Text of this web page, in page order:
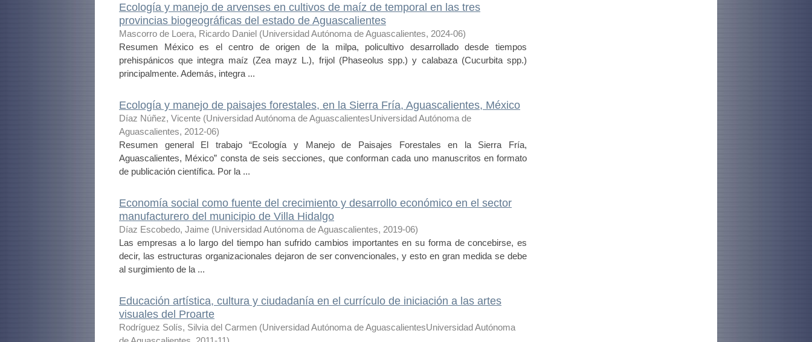
Ecología y manejo de arvenses en cultivos de maíz de temporal en las tres
provincias biogeográficas del estado de Aguascalientes
Mascorro de Loera, Ricardo Daniel (Universidad Autónoma de Aguascalientes, 2024-06)
Resumen México es el centro de origen de la milpa, policultivo desarrollado desde tiempos
prehispánicos que integra maíz (Zea mayz L.), frijol (Phaseolus spp.) y calabaza (Cucurbita spp.)
principalmente. Además, integra ...
Ecología y manejo de paisajes forestales, en la Sierra Fría, Aguascalientes, México
Díaz Núñez, Vicente (Universidad Autónoma de AguascalientesUniversidad Autónoma de
Aguascalientes, 2012-06)
Resumen general El trabajo “Ecología y Manejo de Paisajes Forestales en la Sierra Fría,
Aguascalientes, México” consta de seis secciones, que conforman cada uno manuscritos en formato
de publicación científica. Por la ...
Economía social como fuente del crecimiento y desarrollo económico en el sector
manufacturero del municipio de Villa Hidalgo
Díaz Escobedo, Jaime (Universidad Autónoma de Aguascalientes, 2019-06)
Las empresas a lo largo del tiempo han sufrido cambios importantes en su forma de concebirse, es
decir, las estructuras organizacionales dejaron de ser convencionales, y esto en gran medida se debe
al surgimiento de la ...
Educación artística, cultura y ciudadanía en el currículo de iniciación a las artes
visuales del Proarte
Rodríguez Solís, Silvia del Carmen (Universidad Autónoma de AguascalientesUniversidad Autónoma